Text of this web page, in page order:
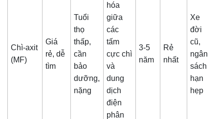
Chì-axit
(MF)
Giá
rẻ, dễ
tìm
Tuổi
thọ
thấp,
cần
bảo
dưỡng,
nặng
hóa
giữa
các
tấm
cực chì
và
dung
dịch
điện
phân
3-5
năm
Rẻ
nhất
Xe
đời
cũ,
ngân
sách
hạn
hẹp